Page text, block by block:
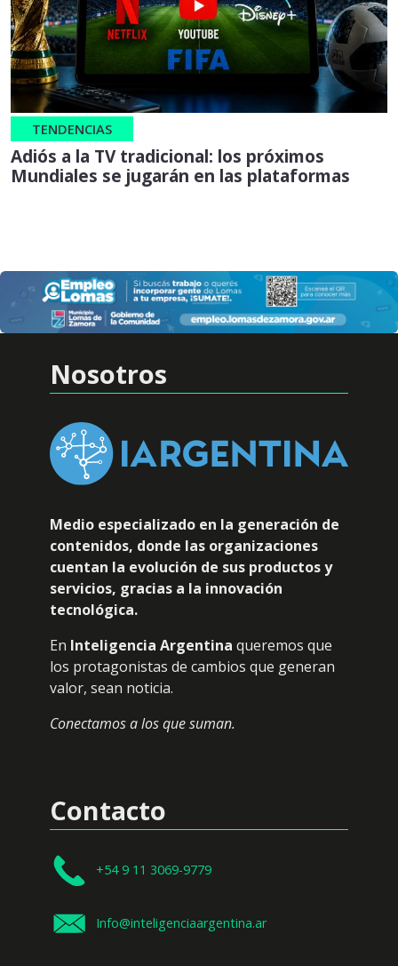
TENDENCIAS
Adiós a la TV tradicional: los próximos
Mundiales se jugarán en las plataformas
Nosotros
Medio especializado en la generación de
contenidos, donde las organizaciones
cuentan la evolución de sus productos y
servicios, gracias a la innovación
tecnológica.
En Inteligencia Argentina queremos que
los protagonistas de cambios que generan
valor, sean noticia.
Conectamos a los que suman.
Contacto
+54 9 11 3069-9779
Info@inteligenciaargentina.ar